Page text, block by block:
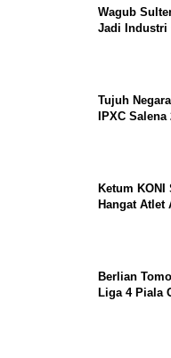
Wagub
Jadi Industri
Tujuh
IPXC
Ketum
Hangat Atlet
Berlian
Liga 4 Piala